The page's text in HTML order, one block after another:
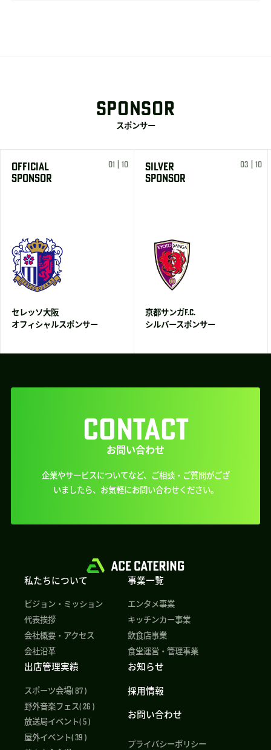
SPONSOR
スポンサー
OFFICIAL
SPONSOR
01 | 10
セレッソ大阪
オフィシャルスポンサー
SILVER
SPONSOR
03 | 10
京都サンガF.C.
シルバースポンサー
CONTACT
お問い合わせ
企業やサービスについてなど、ご相談・ご質問がござ
いましたら、 お気軽にお問い合わせください。
私たちについて
ビジョン・ミッション
代表挨拶
会社概要・アクセス
会社沿革
事業一覧
エンタメ事業
キッチンカー事業
飲食店事業
食堂運営・管理事業
出店管理実績
スポーツ会場( 87 )
野外音楽フェス( 26 )
放送局イベント( 5 )
屋外イベント( 39 )
お知らせ
採用情報
お問い合わせ
プライバシーポリシー